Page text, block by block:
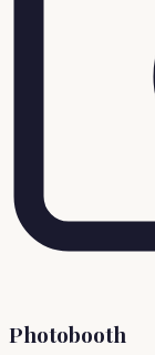
Photobooth